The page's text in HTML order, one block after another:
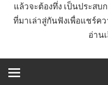
แล้วจะต้องทึ่ง เป็นประส
ที่มาเล่าสู่กันฟังเพื่อแชร์ค
อ่าน